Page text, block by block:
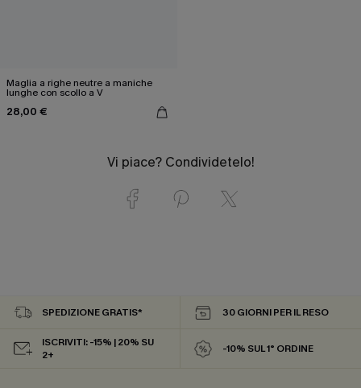
Maglia a righe neutre a maniche
lunghe con scollo a V
28,00 €
Vi piace? Condividetelo!
SPEDIZIONE GRATIS* 30 GIORNI PER IL RESO
ISCRIVITI: -15% | 20% SU
2+
-10% SUL 1° ORDINE